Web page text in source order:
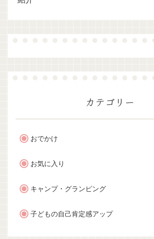
カテゴリー
おでかけ
お気に入り
キャンプ・グランピング
子どもの自己肯定感アップ